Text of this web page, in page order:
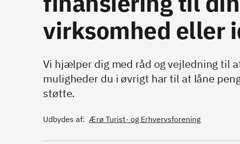
virksomhed eller
Vi hjælper dig med råd og vejledning til
muligheder du i øvrigt har til at låne
støtte.
Udbydes af: Ærø Turist- og Erhvervsforening